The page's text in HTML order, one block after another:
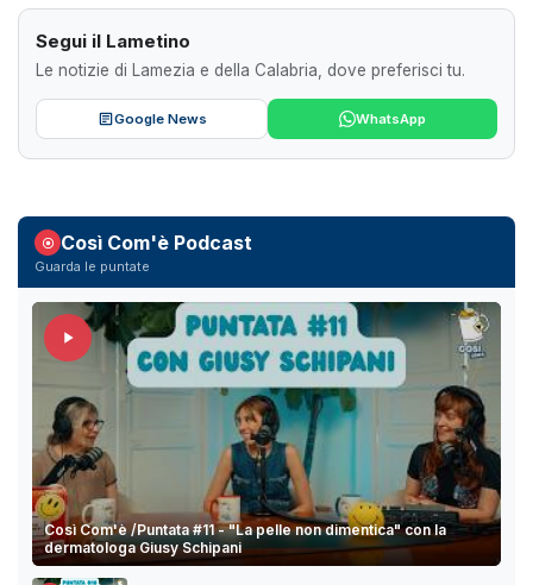
Segui il Lametino
Le notizie di Lamezia e della Calabria, dove preferisci tu.
Google News WhatsApp
Così Com'è Podcast
Guarda le puntate
Così Com'è /Puntata #11 - "La pelle non dimentica" con la
dermatologa Giusy Schipani